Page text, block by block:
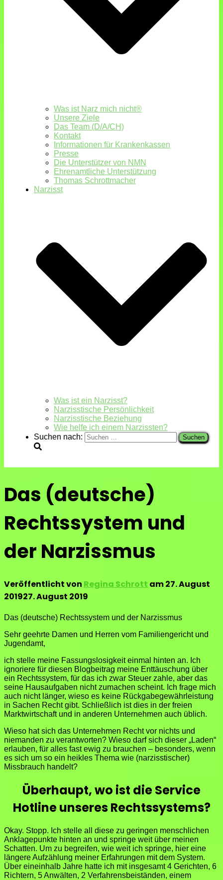
Was ist Narz mich nicht®
Unsere Ziele
Das Team (D/A/CH)
Kontakt
Informationen für Krankenkassen
Presse
Die Unterstützer von NMN
Ehrenamtliche Unterstützung
Thomas Schrottmacher
Narzisst
Was ist ein Narzisst?
Narzisstische Persönlichkeit
Narzisstische Beziehung
Wie helfe ich einem Narzissten?
Suchen nach:
Das (deutsche)
Rechtssystem und
der Narzissmus
Veröffentlicht von Regina Schrott am27. August
201927. August 2019
Das (deutsche) Rechtssystem und der Narzissmus
Sehr geehrte Damen und Herren vom Familiengericht und
Jugendamt,
ich stelle meine Fassungslosigkeit einmal hinten an. Ich
ignoriere für diesen Blogbeitrag meine Enttäuschung über
ein Rechtssystem, für das ich zwar Steuer zahle, aber das
seine Hausaufgaben nicht zumachen scheint. Ich frage mich
auch nicht länger, wieso es keine Rückgabegewährleistung
in Sachen Recht gibt. Schließlich ist dies in der freien
Marktwirtschaft und in anderen Unternehmen auch üblich.
Wieso hat sich das Unternehmen Recht vor nichts und
niemanden zu verantworten? Wieso darf sich dieser „Laden“
erlauben, für alles fast ewig zu brauchen – besonders, wenn
es sich um so ein heikles Thema wie (narzisstischer)
Missbrauch handelt?
Überhaupt, wo ist die Service
Hotline unseres Rechtssystems?
Okay. Stopp. Ich stelle all diese zu geringen menschlichen
Anklagepunkte hinten an und springe weit über meinen
Schatten. Um zu begreifen, wie weit ich springe, hier eine
längere Aufzählung meiner Erfahrungen mit dem System.
Über eineinhalb Jahre hatte ich mit insgesamt 4 Gerichten, 6
Richtern, 5 Anwälten, 2 Verfahrensbeiständen, einem